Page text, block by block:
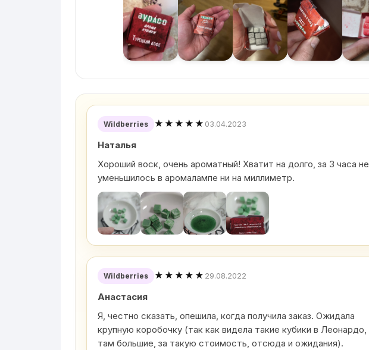
Wildberries ★★★★★ 03.04.2023
Наталья
Хороший воск, очень ароматный! Хватит на долго, за 3 часа не
уменьшилось в аромалампе ни на миллиметр.
Wildberries ★★★★★ 29.08.2022
Анастасия
Я, честно сказать, опешила, когда получила заказ. Ожидала
крупную коробочку (так как видела такие кубики в Леонардо,
там большие, за такую стоимость, отсюда и ожидания).